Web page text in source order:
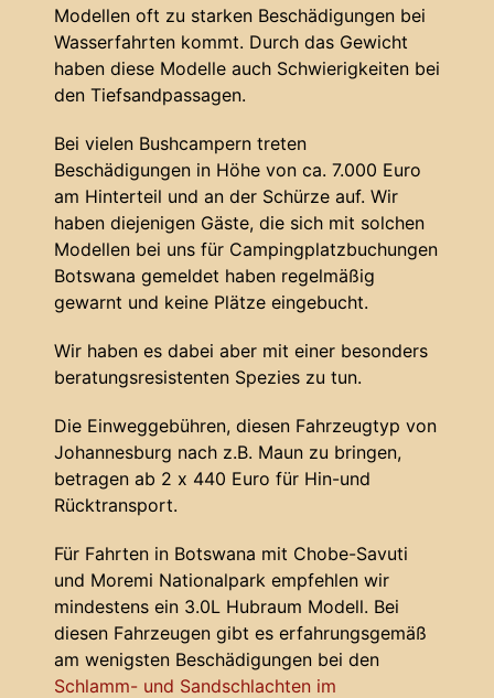
Modellen oft zu starken Beschädigungen bei
Wasserfahrten kommt. Durch das Gewicht
haben diese Modelle auch Schwierigkeiten bei
den Tiefsandpassagen.
Bei vielen Bushcampern treten
Beschädigungen in Höhe von ca. 7.000 Euro
am Hinterteil und an der Schürze auf. Wir
haben diejenigen Gäste, die sich mit solchen
Modellen bei uns für Campingplatzbuchungen
Botswana gemeldet haben regelmäßig
gewarnt und keine Plätze eingebucht.
Wir haben es dabei aber mit einer besonders
beratungsresistenten Spezies zu tun.
Die Einweggebühren, diesen Fahrzeugtyp von
Johannesburg nach z.B. Maun zu bringen,
betragen ab 2 x 440 Euro für Hin-und
Rücktransport.
Für Fahrten in Botswana mit Chobe-Savuti
und Moremi Nationalpark empfehlen wir
mindestens ein 3.0L Hubraum Modell. Bei
diesen Fahrzeugen gibt es erfahrungsgemäß
am wenigsten Beschädigungen bei den
Schlamm- und Sandschlachten im